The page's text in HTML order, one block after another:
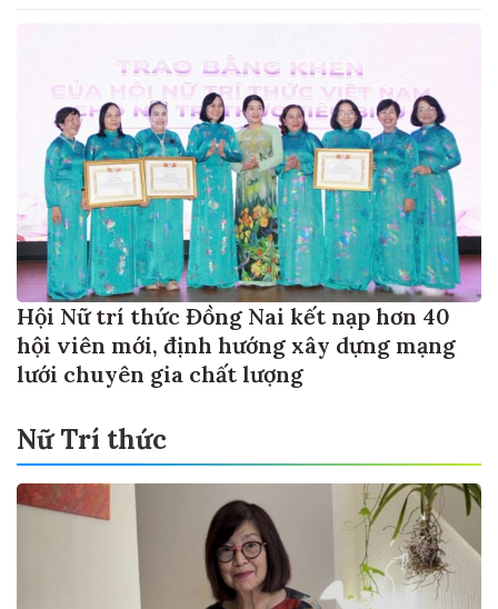
Hội Nữ trí thức Đồng Nai kết nạp hơn 40
hội viên mới, định hướng xây dựng mạng
lưới chuyên gia chất lượng
Nữ Trí thức